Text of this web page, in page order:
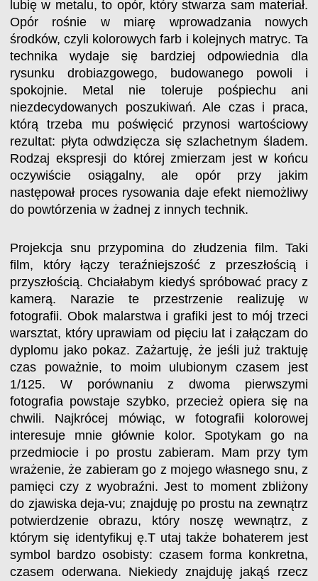
lubię w metalu, to opór, który stwarza sam materiał.
Opór rośnie w miarę wprowadzania nowych
środków, czyli kolorowych farb i kolejnych matryc. Ta
technika wydaje się bardziej odpowiednia dla
rysunku drobiazgowego, budowanego powoli i
spokojnie. Metal nie toleruje pośpiechu ani
niezdecydowanych poszukiwań. Ale czas i praca,
którą trzeba mu poświęcić przynosi wartościowy
rezultat: płyta odwdzięcza się szlachetnym śladem.
Rodzaj ekspresji do której zmierzam jest w końcu
oczywiście osiągalny, ale opór przy jakim
następował proces rysowania daje efekt niemożliwy
do powtórzenia w żadnej z innych technik.
Projekcja snu przypomina do złudzenia film. Taki
film, który łączy teraźniejszość z przeszłością i
przyszłością. Chciałabym kiedyś spróbować pracy z
kamerą. Narazie te przestrzenie realizuję w
fotografii. Obok malarstwa i grafiki jest to mój trzeci
warsztat, który uprawiam od pięciu lat i załączam do
dyplomu jako pokaz. Zażartuję, że jeśli już traktuję
czas poważnie, to moim ulubionym czasem jest
1/125. W porównaniu z dwoma pierwszymi
fotografia powstaje szybko, przecież opiera się na
chwili. Najkrócej mówiąc, w fotografii kolorowej
interesuje mnie głównie kolor. Spotykam go na
przedmiocie i po prostu zabieram. Mam przy tym
wrażenie, że zabieram go z mojego własnego snu, z
pamięci czy z wyobraźni. Jest to moment zbliżony
do zjawiska deja-vu; znajduję po prostu na zewnątrz
potwierdzenie obrazu, który noszę wewnątrz, z
którym się identyfikuj ę.T utaj także bohaterem jest
symbol bardzo osobisty: czasem forma konkretna,
czasem oderwana. Niekiedy znajduję jakąś rzecz